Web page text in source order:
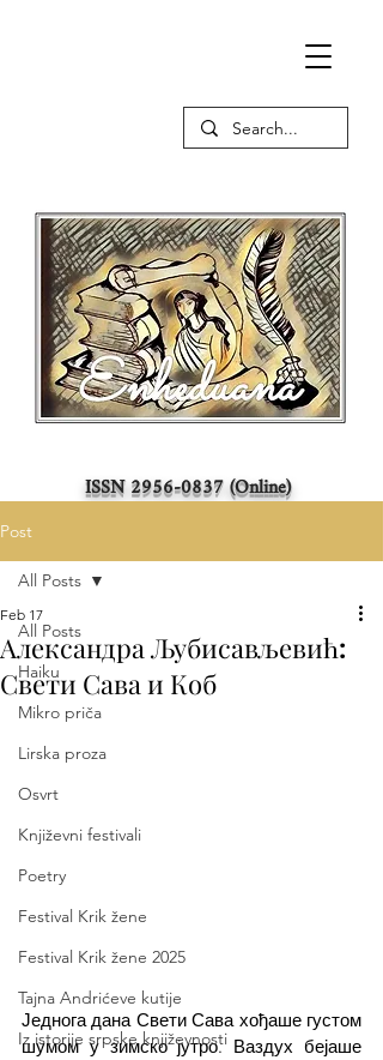
ISSN2956-0837(Online)
Post
All Posts
Haiku
Mikro priča
Lirska proza
Osvrt
Književni festivali
Poetry
Festival Krik žene
Festival Krik žene 2025
Tajna Andrićeve kutije
Iz istorije srpske književnosti
All Posts
Александра Љубисављевић:
Свети Сава и Коб
Feb 17
Једнога дана Свети Сава хођаше густом
шумом у зимско јутро. Ваздух бејаше